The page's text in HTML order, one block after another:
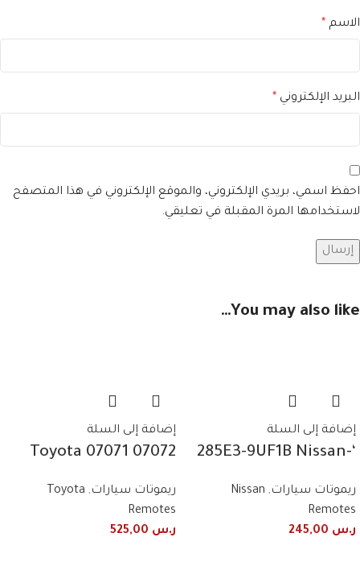
الاسم *
البريد الإلكتروني *
احفظ اسمي، بريدي الإلكتروني، والموقع الإلكتروني في هذا المتصفح
لاستخدامها المرة المقبلة في تعليقي.
You may also like…
إضافة إلى السلة
‘-285E3-9UF1B Nissan
+ Light 2019+2020 3
Button Smart
ريموتات سيارات,
Nissan
Remotes
ر.س
إضافة إلى السلة
07072 07071 Toyota
remote control
frequency 443 MHz 4
ريموتات سيارات,
Toyota
Remotes
ر.س